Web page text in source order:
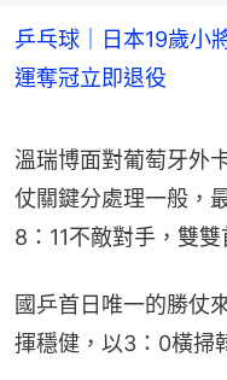
乒乓球｜日本19歲小
運奪冠立即退役
溫瑞博面對葡萄牙外
仗關鍵分處理一般，
8：11不敵對手，雙雙
國乒首日唯一的勝仗
揮穩健，以3：0橫掃